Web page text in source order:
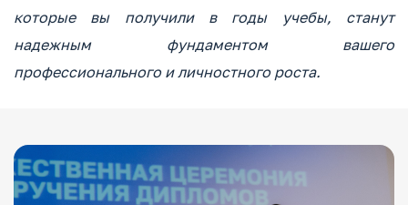
которые вы получили в годы учебы, станут
надежным фундаментом вашего
профессионального и личностного роста.